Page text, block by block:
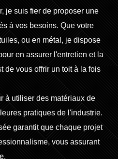
je suis fier de proposer une
à vos besoins. Que votre
ou en métal, je dispose
en assurer l'entretien et la
de vous offrir un toit à la fois
à utiliser des matériaux de
pratiques de l'industrie.
garantit que chaque projet
vous assurant